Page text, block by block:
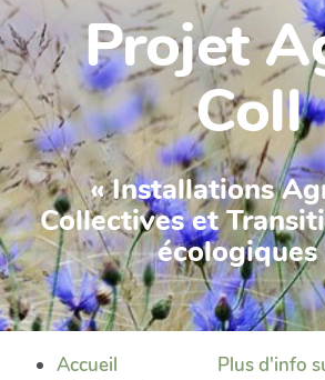
Projet
Coll
« Installations
Collectives et
écologiques
Accueil
Plus d'info